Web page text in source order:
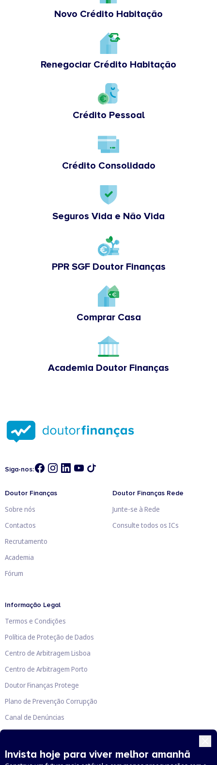
Novo Crédito Habitação
Renegociar Crédito Habitação
Crédito Pessoal
Crédito Consolidado
Seguros Vida e Não Vida
PPR SGF Doutor Finanças
Comprar Casa
Academia Doutor Finanças
Invista hoje para viver melhor amanhã
Siga-nos:
Doutor Finanças
Sobre nós
Contactos
Recrutamento
Academia
Fórum
Doutor Finanças Rede
Junte-se à Rede
Consulte todos os ICs
Informação Legal
Termos e Condições
Política de Proteção de Dados
Centro de Arbitragem Lisboa
Centro de Arbitragem Porto
Doutor Finanças Protege
Plano de Prevenção Corrupção
Canal de Denúncias